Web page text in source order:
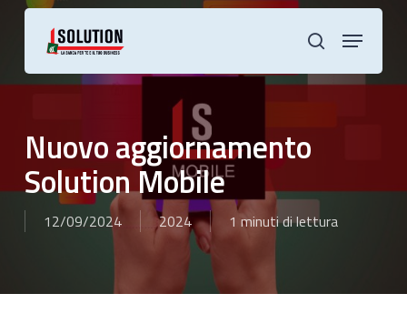
Skip
cerca
Menu
Nuovo aggiornamento
Solution Mobile
12/09/2024 2024 1 minuti di lettura